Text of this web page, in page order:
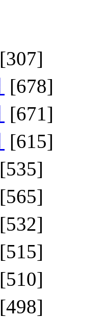
[307]
[678]
[671]
[615]
[535]
[565]
[532]
[515]
[510]
[498]